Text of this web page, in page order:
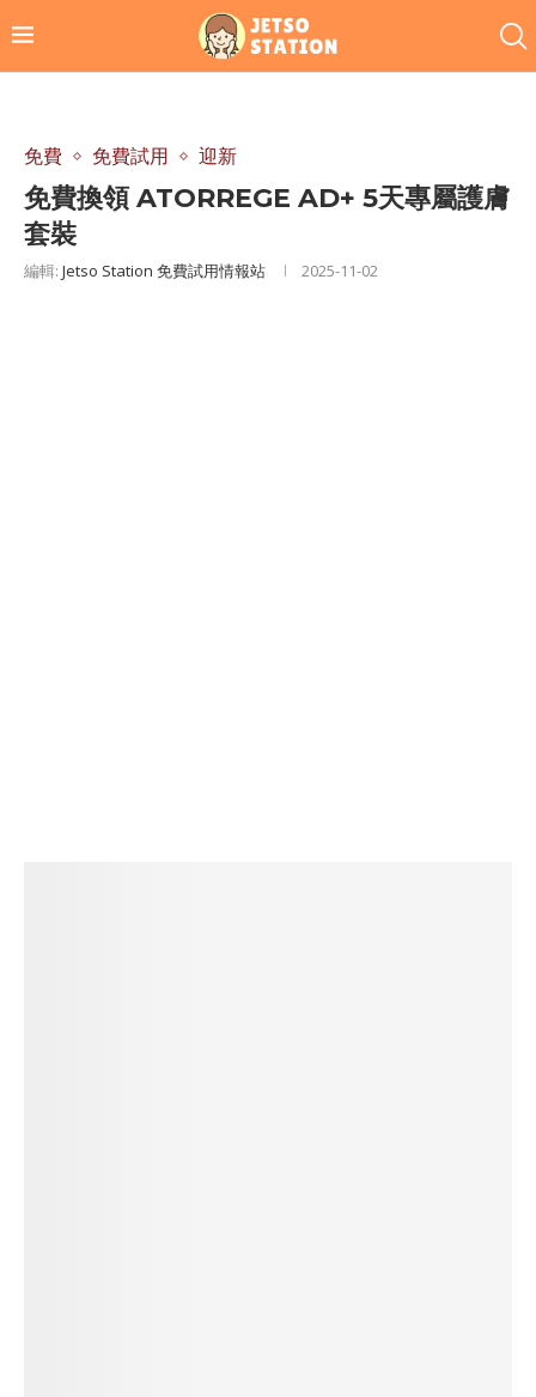
免費 免費試用 迎新
免費換領 ATORREGE AD+ 5天專屬護膚
套裝
編輯: Jetso Station 免費試用情報站 2025-11-02